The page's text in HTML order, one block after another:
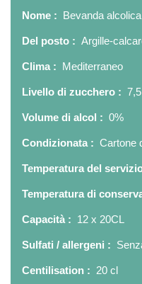
Nome : Bevanda alcolica
Del posto : Argille-
Clima : Mediterraneo
Livello di zucchero :
Volume di alcol : 0%
Condizionata : Cartone
Temperatura del
Temperatura di
Capacità : 12 x 20CL
Sulfati / allergeni :
Centilisation : 20 cl